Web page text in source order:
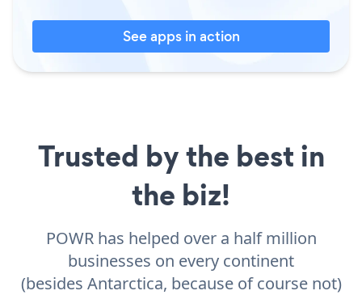
See apps in action
Trusted by the best in
the biz!
POWR has helped over a half million
businesses on every continent
(besides Antarctica, because of course not)